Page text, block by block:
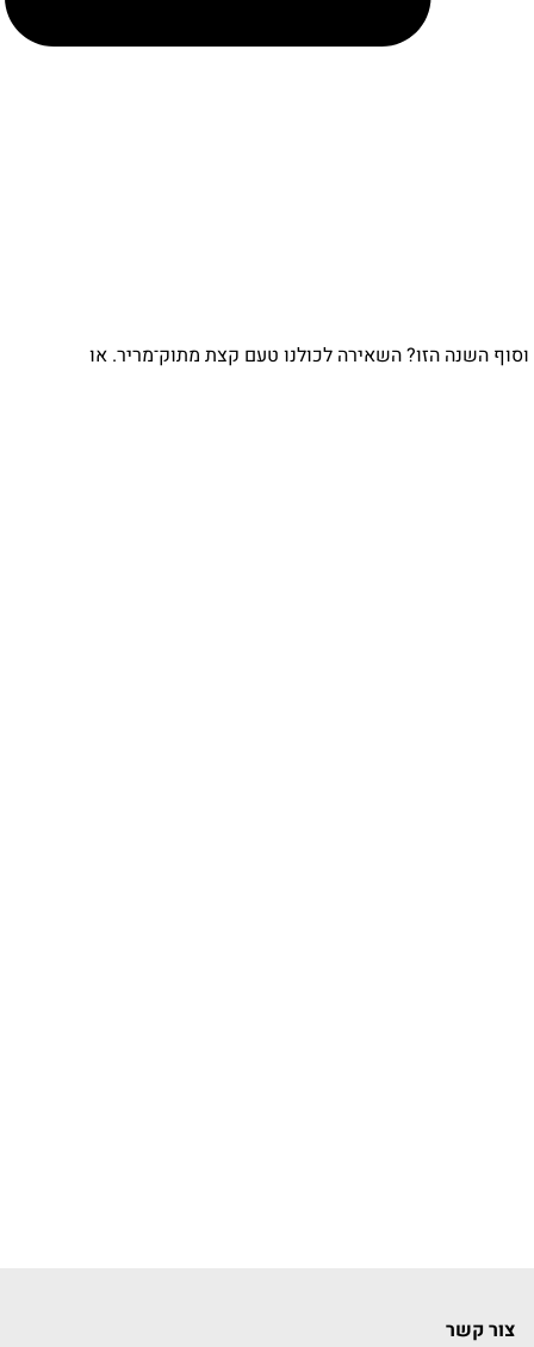
השנה הזו? השאירה לכולנו טעם קצת מתוק־מריר. או
צור קשר